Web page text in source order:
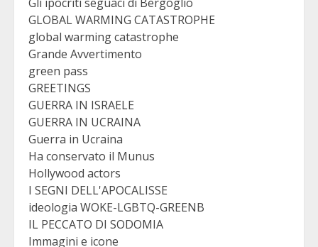
GLOBAL WARMING CATASTROPHE
global warming catastrophe
Grande Avvertimento
green pass
GREETINGS
GUERRA IN ISRAELE
GUERRA IN UCRAINA
Guerra in Ucraina
Ha conservato il Munus
Hollywood actors
I SEGNI DELL'APOCALISSE
ideologia WOKE-LGBTQ-GREENB
IL PECCATO DI SODOMIA
Immagini e icone